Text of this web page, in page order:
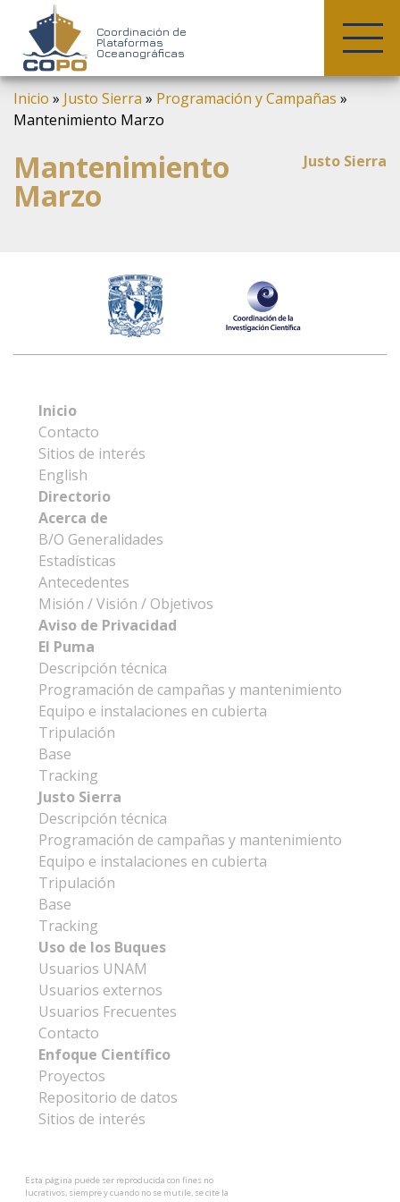
Skip
content
Coordinación de
Plataformas
Oceanográficas
Inicio » Justo Sierra » Programación y Campañas »
Mantenimiento Marzo
Mantenimiento
Marzo
Justo Sierra
Inicio
Contacto
Sitios de interés
English
Directorio
Acerca de
B/O Generalidades
Estadísticas
Antecedentes
Misión / Visión / Objetivos
Aviso de Privacidad
El Puma
Descripción técnica
Programación de campañas y mantenimiento
Equipo e instalaciones en cubierta
Tripulación
Base
Tracking
Justo Sierra
Descripción técnica
Programación de campañas y mantenimiento
Equipo e instalaciones en cubierta
Tripulación
Base
Tracking
Uso de los Buques
Usuarios UNAM
Usuarios externos
Usuarios Frecuentes
Contacto
Enfoque Científico
Proyectos
Repositorio de datos
Sitios de interés
Esta página puede ser reproducida con fines no
lucrativos, siempre y cuando no se mutile, se cite la